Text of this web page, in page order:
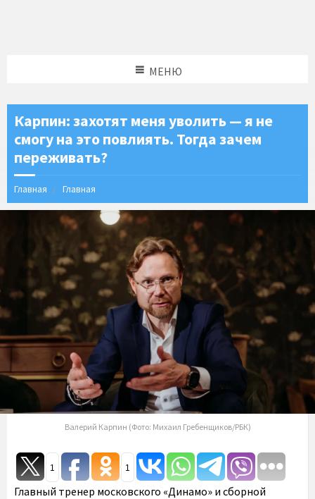
МЕНЮ
Карпин: захотят меня уволить — я не
смогу на это повлиять. Тогда зачем
переживать?
Главная Главная
Валерий Карпин (Фото: Михаил Гребенщиков/РБК)
1 1
Главный тренер московского «Динамо» и сборной